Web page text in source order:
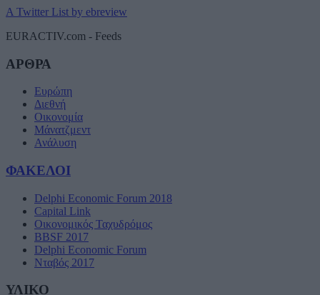
A Twitter List by ebreview
EURACTIV.com - Feeds
ΑΡΘΡΑ
Ευρώπη
Διεθνή
Οικονομία
Μάνατζμεντ
Ανάλυση
ΦΑΚΕΛΟΙ
Delphi Economic Forum 2018
Capital Link
Οικονομικός Ταχυδρόμος
BBSF 2017
Delphi Economic Forum
Νταβός 2017
ΥΛΙΚΟ